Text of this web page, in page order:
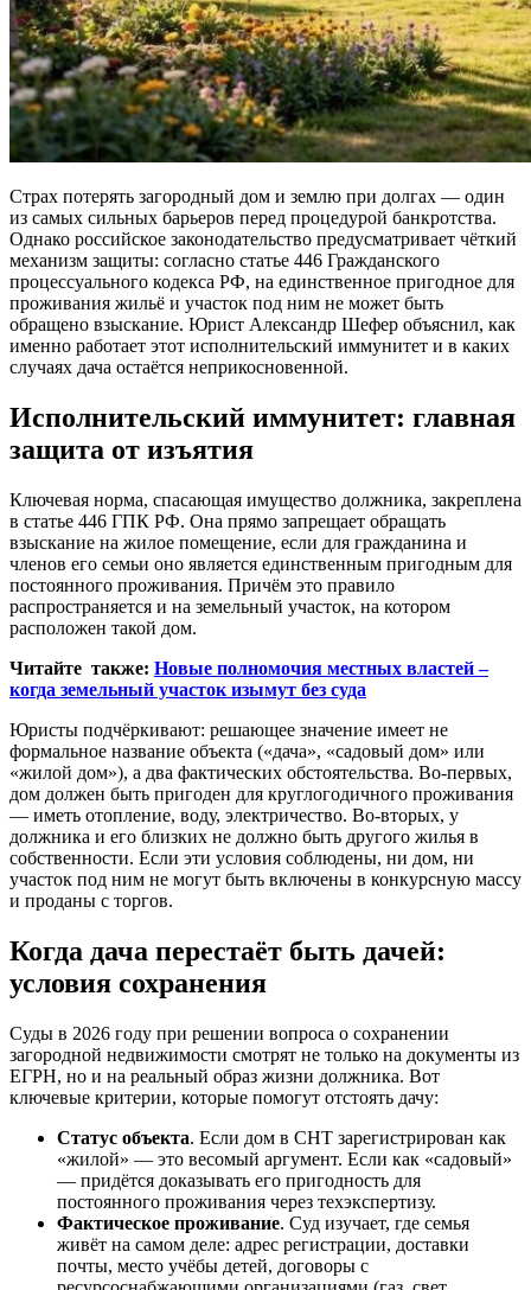
Страх потерять загородный дом и землю при долгах — один
из самых сильных барьеров перед процедурой банкротства.
Однако российское законодательство предусматривает чёткий
механизм защиты: согласно статье 446 Гражданского
процессуального кодекса РФ, на единственное пригодное для
проживания жильё и участок под ним не может быть
обращено взыскание. Юрист Александр Шефер объяснил, как
именно работает этот исполнительский иммунитет и в каких
случаях дача остаётся неприкосновенной.
Исполнительский иммунитет: главная
защита от изъятия
Ключевая норма, спасающая имущество должника, закреплена
в статье 446 ГПК РФ. Она прямо запрещает обращать
взыскание на жилое помещение, если для гражданина и
членов его семьи оно является единственным пригодным для
постоянного проживания. Причём это правило
распространяется и на земельный участок, на котором
расположен такой дом.
Читайте также: Новые полномочия местных властей –
когда земельный участок изымут без суда
Юристы подчёркивают: решающее значение имеет не
формальное название объекта («дача», «садовый дом» или
«жилой дом»), а два фактических обстоятельства. Во-первых,
дом должен быть пригоден для круглогодичного проживания
— иметь отопление, воду, электричество. Во-вторых, у
должника и его близких не должно быть другого жилья в
собственности. Если эти условия соблюдены, ни дом, ни
участок под ним не могут быть включены в конкурсную массу
и проданы с торгов.
Когда дача перестаёт быть дачей:
условия сохранения
Суды в 2026 году при решении вопроса о сохранении
загородной недвижимости смотрят не только на документы из
ЕГРН, но и на реальный образ жизни должника. Вот
ключевые критерии, которые помогут отстоять дачу:
Статус объекта. Если дом в СНТ зарегистрирован как
«жилой» — это весомый аргумент. Если как «садовый»
— придётся доказывать его пригодность для
постоянного проживания через техэкспертизу.
Фактическое проживание. Суд изучает, где семья
живёт на самом деле: адрес регистрации, доставки
почты, место учёбы детей, договоры с